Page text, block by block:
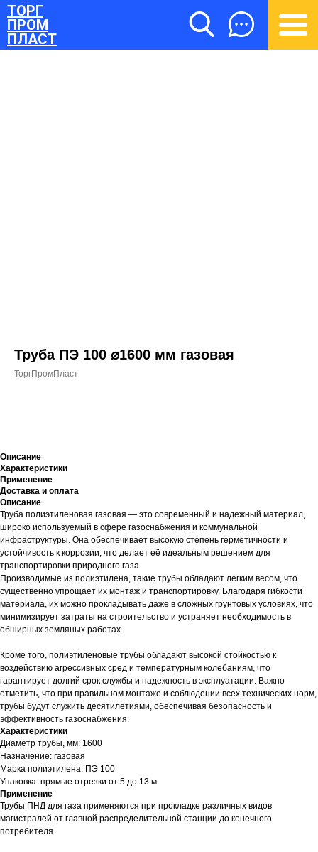
ТОРГ
ПРОМ
ПЛАСТ
Труба ПЭ 100 ⌀1600 мм газовая
ТоргПромПласт
Описание
Характеристики
Применение
Доставка и оплата
Описание
Труба полиэтиленовая газовая — это современный и надежный материал,
широко используемый в сфере газоснабжения и коммунальной
инфраструктуры. Она обеспечивает высокую степень герметичности и
устойчивость к коррозии, что делает её идеальным решением для
транспортировки природного газа.
Производимые из полиэтилена, такие трубы обладают легким весом, что
существенно упрощает их монтаж и транспортировку. Благодаря гибкости
материала, их можно прокладывать даже в сложных грунтовых условиях, что
минимизирует затраты на строительство и устраняет необходимость в
обширных земляных работах.
Кроме того, полиэтиленовые трубы обладают высокой стойкостью к
воздействию агрессивных сред и температурным колебаниям, что
гарантирует долгий срок службы и надежность в эксплуатации. Важно
отметить, что при правильном монтаже и соблюдении всех технических норм,
трубы будут служить десятилетиями, обеспечивая безопасность и
эффективность газоснабжения.
Характеристики
Диаметр трубы, мм: 1600
Назначение: газовая
Марка полиэтилена: ПЭ 100
Упаковка: прямые отрезки от 5 до 13 м
Применение
Трубы ПНД для газа применяются при прокладке различных видов
магистралей от главной распределительной станции до конечного
потребителя.